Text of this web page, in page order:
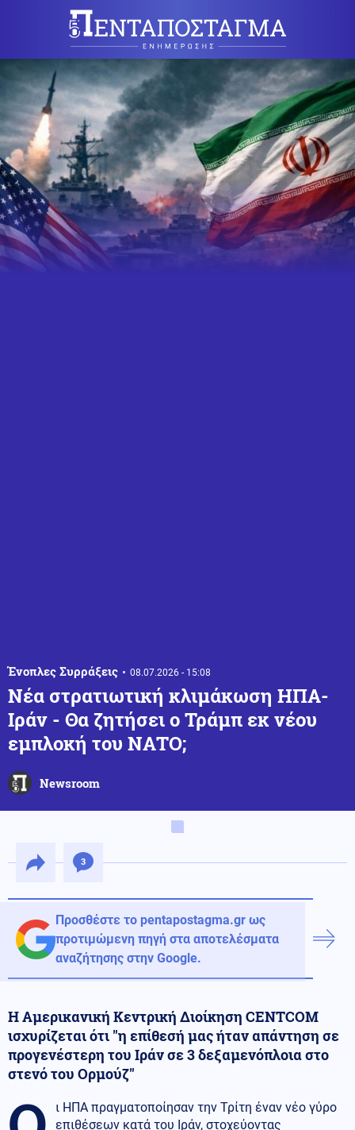
Ένοπλες Συρράξεις 08.07.2026 - 15:08
Νέα στρατιωτική κλιμάκωση ΗΠΑ-
Ιράν - Θα ζητήσει ο Τράμπ εκ νέου
εμπλοκή του ΝΑΤΟ;
Newsroom
3
Προσθέστε το pentapostagma.gr ως
προτιμώμενη πηγή στα αποτελέσματα
αναζήτησης στην Google.
Η Αμερικανική Κεντρική Διοίκηση CENTCOM
ισχυρίζεται ότι "η επίθεσή μας ήταν απάντηση σε
προγενέστερη του Ιράν σε 3 δεξαμενόπλοια στο
στενό του Ορμούζ"
ι ΗΠΑ πραγματοποίησαν την Τρίτη έναν νέο γύρο
επιθέσεων κατά του Ιράν, στοχεύοντας